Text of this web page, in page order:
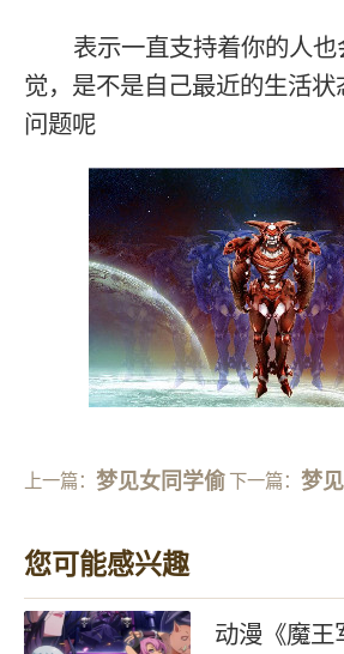
表示一直支持着你的人
觉，是不是自己最近的生活状
问题呢
上一篇：梦见女同学偷 下一篇： 梦
您可能感兴趣
动漫《魔王